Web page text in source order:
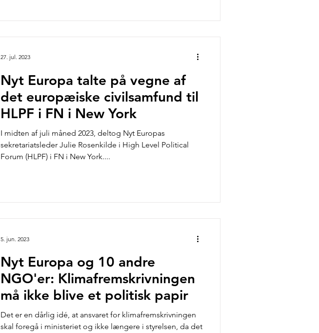
Nyt Europa talte på vegne af
det europæiske civilsamfund til
HLPF i FN i New York
I midten af juli måned 2023, deltog Nyt Europas
sekretariatsleder Julie Rosenkilde i High Level Political
Forum (HLPF) i FN i New York....
27. jul. 2023
Nyt Europa og 10 andre
NGO'er: Klimafremskrivningen
må ikke blive et politisk papir
Det er en dårlig idé, at ansvaret for klimafremskrivningen
skal foregå i ministeriet og ikke længere i styrelsen, da det
5. jun. 2023